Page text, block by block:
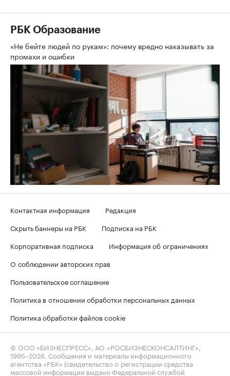
РБК Образование
«Не бейте людей по рукам»: почему вредно наказывать за
промахи и ошибки
Контактная информация
Редакция
Скрыть баннеры на РБК
Подписка на РБК
Корпоративная подписка
Информация об ограничениях
О соблюдении авторских прав
Пользовательское соглашение
Политика в отношении обработки персональных данных
Политика обработки файлов cookie
© ООО «БИЗНЕСПРЕСС», АО «РОСБИЗНЕСКОНСАЛТИНГ»,
1995–2026 . Сообщения и материалы информационного
агентства «РБК» (свидетельство о регистрации средства
массовой информации выдано Федеральной службой